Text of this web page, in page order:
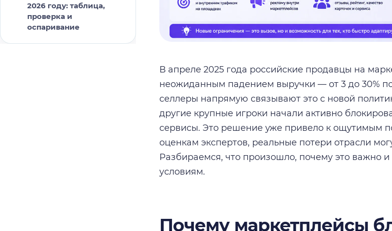
2026 году: таблица,
проверка и
оспаривание
В апреле 2025 года российские продавцы на
неожиданным падением выручки — от 3 до 30%
селлеры напрямую связывают это с новой
другие крупные игроки начали активно
сервисы. Это решение уже привело к ощутимым
оценкам экспертов, реальные потери отрасли
Разбираемся, что произошло, почему это важно
условиям.
Почему маркетплейсы